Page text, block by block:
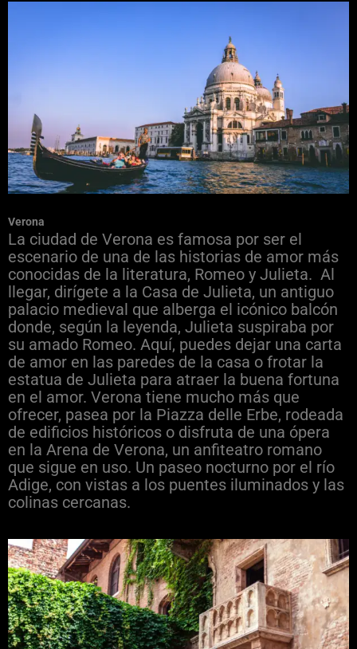
Verona
La ciudad de Verona es famosa por ser el
escenario de una de las historias de amor más
conocidas de la literatura, Romeo y Julieta. Al
llegar, dirígete a la Casa de Julieta, un antiguo
palacio medieval que alberga el icónico balcón
donde, según la leyenda, Julieta suspiraba por
su amado Romeo. Aquí, puedes dejar una carta
de amor en las paredes de la casa o frotar la
estatua de Julieta para atraer la buena fortuna
en el amor. Verona tiene mucho más que
ofrecer, pasea por la Piazza delle Erbe, rodeada
de edificios históricos o disfruta de una ópera
en la Arena de Verona, un anfiteatro romano
que sigue en uso. Un paseo nocturno por el río
Adige, con vistas a los puentes iluminados y las
colinas cercanas.